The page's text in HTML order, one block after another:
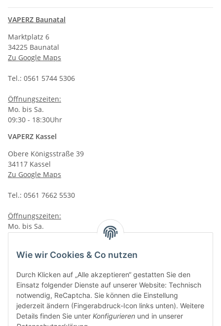
Wie wir Cookies & Co nutzen
Durch Klicken auf „Alle akzeptieren“ gestatten Sie den
Einsatz folgender Dienste auf unserer Website: Technisch
notwendig, ReCaptcha. Sie können die Einstellung
jederzeit ändern (Fingerabdruck-Icon links unten). Weitere
Details finden Sie unter Konfigurieren und in unserer
VAPERZ Baunatal
Marktplatz 6
34225 Baunatal
Zu Google Maps
Tel.: 0561 5744 5306
Öffnungszeiten:
Mo. bis Sa.
09:30 - 18:30Uhr
VAPERZ Kassel
Obere Königsstraße 39
34117 Kassel
Zu Google Maps
Tel.: 0561 7662 5530
Öffnungszeiten:
Mo. bis Sa.
VAPERZ Vellmar
Lange Wender 7
34246 Vellmar
Zu Google Maps
Tel.: 0561 9885 9996